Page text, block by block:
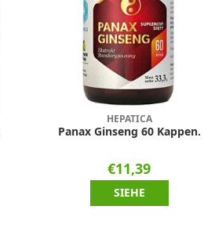
HEPATICA
Panax Ginseng 60 Kappen.
€11,39
SIEHE